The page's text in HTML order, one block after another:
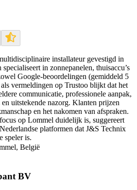
installateur gevestigd in
in zonnepanelen, thuisaccu’s
Google-beoordelingen (gemiddeld 5
vermeldingen op Trustoo blijkt dat het
communicatie, professionele aanpak,
uitstekende nazorg. Klanten prijzen
en het nakomen van afspraken.
op Lommel duidelijk is, suggereert
platformen dat J&S Technix
speler is.
België
BV